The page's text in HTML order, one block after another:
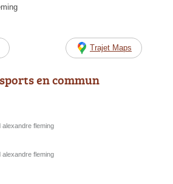
Trajet Maps
en commun
fleming
fleming